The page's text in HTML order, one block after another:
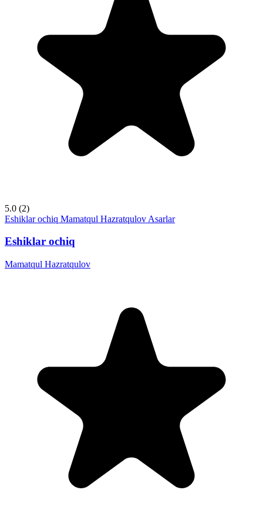
5.0 (2)
Eshiklar ochiq Mamatqul Hazratqulov Asarlar
Eshiklar ochiq
Mamatqul Hazratqulov